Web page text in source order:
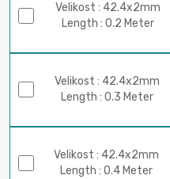
Velikost : 42.4x2mm
Length : 0.2 Meter
Velikost : 42.4x2mm
Length : 0.3 Meter
Velikost : 42.4x2mm
Length : 0.4 Meter